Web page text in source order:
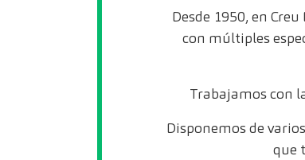
Desde 1950, en
con múltiples
Trabajamos con
Disponemos de
que